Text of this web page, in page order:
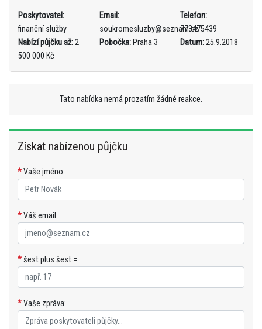
Poskytovatel:
finanční služby
Email:
soukromesluzby@seznam.cz
Telefon:
773475439
Nabízí půjčku až:2
500 000 Kč
Pobočka:Praha 3 Datum:25.9.2018
Tato nabídka nemá prozatím žádné reakce.
Získat nabízenou půjčku
*Vaše jméno:
*Váš email:
*šest plus šest =
*Vaše zpráva: